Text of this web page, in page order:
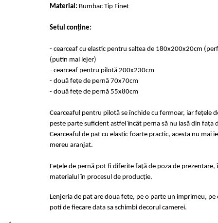
Cearceaf cu elastic 4 piese
Lenjerii Catifea
Cearceaf cu elastic
Cearceaf normal
Lenjerii Pufoase Fluffy/ Rabbit
Bumbac Neted Nesatinat
Bumbac 100%
Lenjerii Satin Premium
Lenjerii Jacquard
Lenjerii Matase
Lenjerii Creponate
Lenjerii pentru PASTE
Set Lenjerie + Draperii Pat Dublu
Huse De Pat Tricotate 160x200cm
Huse Impermeabile 160x200cm
Huse Impermeabile 180x200cm
Material: Bumbac Tip Finet
Setul conține:
- cearceaf cu elastic pentru saltea de 180x200x20cm
(putin mai lejer)
- cearceaf pentru pilotă 200x230cm
- două fețe de pernă 70x70cm
- două fețe de pernă 55x80cm
Cearceaful pentru pilotă se închide cu fermoar, iar fețele
peste parte suficient astfel încât perna să nu iasă din fața
Cearceaful de pat cu elastic foarte practic, acesta nu mai
mereu aranjat.
Fețele de pernă pot fi diferite față de poza de
materialul în procesul de producție.
Lenjeria de pat are doua fete, pe o parte un imprimeu, pe
poti de fiecare data sa schimbi decorul camerei.